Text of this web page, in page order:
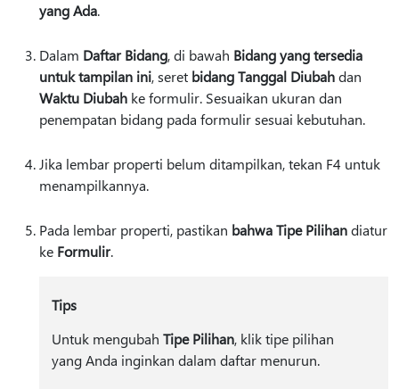
yang Ada.
Dalam Daftar Bidang, di bawah Bidang yang tersedia
untuk tampilan ini, seret bidang Tanggal Diubahdan
Waktu Diubah ke formulir. Sesuaikan ukuran dan
penempatan bidang pada formulir sesuai kebutuhan.
Jika lembar properti belum ditampilkan, tekan F4 untuk
menampilkannya.
Pada lembar properti, pastikan bahwa Tipe Pilihandiatur
ke Formulir.
Tips
Untuk mengubah Tipe Pilihan, klik tipe pilihan
yang Anda inginkan dalam daftar menurun.